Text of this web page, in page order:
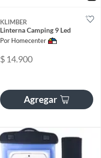
KLIMBER
Linterna Camping 9 Led
Por Homecenter
$ 14.900
Agregar